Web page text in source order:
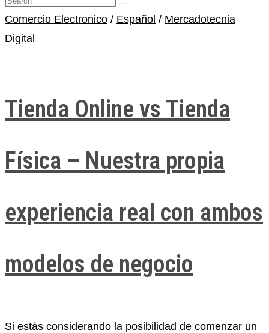
Comercio Electronico / Español / Mercadotecnia
Digital
Tienda Online vs Tienda
Física – Nuestra propia
experiencia real con ambos
modelos de negocio​
Si estás considerando la posibilidad de comenzar un